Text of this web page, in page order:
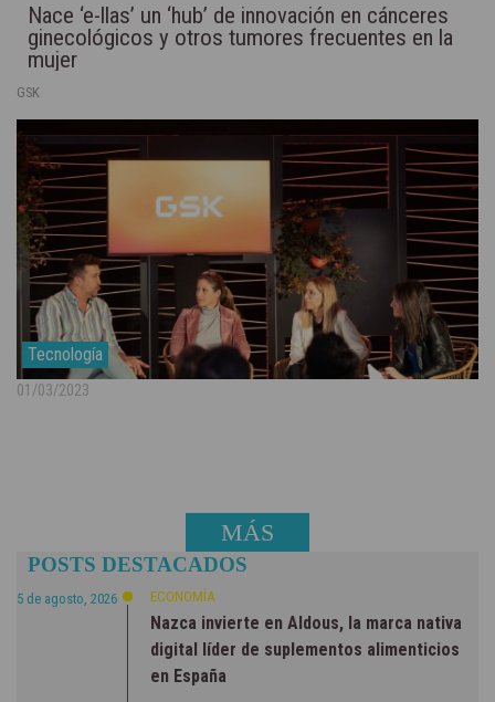
Nace ‘e-llas’ un ‘hub’ de innovación en cánceres
ginecológicos y otros tumores frecuentes en la
mujer
GSK
Tecnología
01/03/2023
MÁS
NOTICIAS
POSTS DESTACADOS
5 de agosto, 2026 ECONOMÍA
Nazca invierte en Aldous, la marca nativa
digital líder de suplementos alimenticios
en España